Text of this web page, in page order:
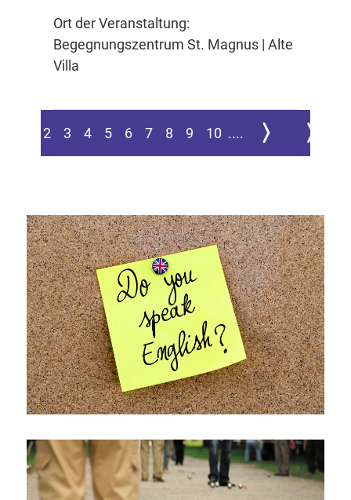
Ort der Veranstaltung:
Begegnungszentrum St. Magnus | Alte
Villa
2 3 4 5 6 7 8 9 10 .... Zur nächsten Seite
Zur